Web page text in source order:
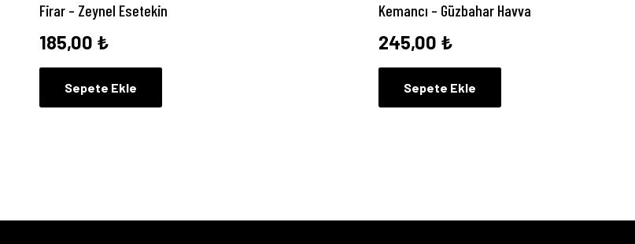
Firar – Zeynel Esetekin
185,00 ₺
Sepete Ekle
Kemancı – Güzbahar Havva
245,00 ₺
Sepete Ekle